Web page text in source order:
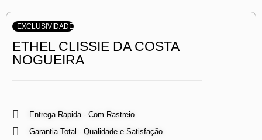
EXCLUSIVIDADE
ETHEL CLISSIE DA COSTA
NOGUEIRA
Entrega Rapida - Com Rastreio
Garantia Total - Qualidade e Satisfação